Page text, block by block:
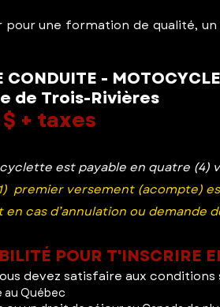
pour une formation de qualité,
CONDUITE - MOT
de Trois-Rivières
+ taxes
est payable en quatre (4)
premier versement (acompte)
en cas d’annulation ou demande
POUR T'INSCRIRE
devez satisfaire aux conditions
Québec